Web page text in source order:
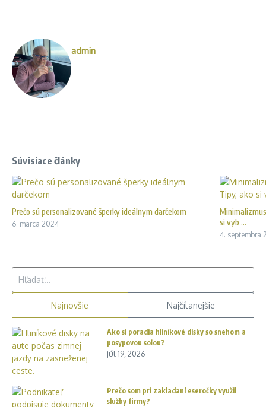
admin
Súvisiace články
Prečo sú personalizované šperky ideálnym darčekom
6. marca 2024
si vyb ...
4. septembra
Najnovšie Najčítanejšie
Ako si poradia hliníkové disky so snehom a
posypovou soľou?
júl 19, 2026
Prečo som pri zakladaní eseročky využil
služby firmy?